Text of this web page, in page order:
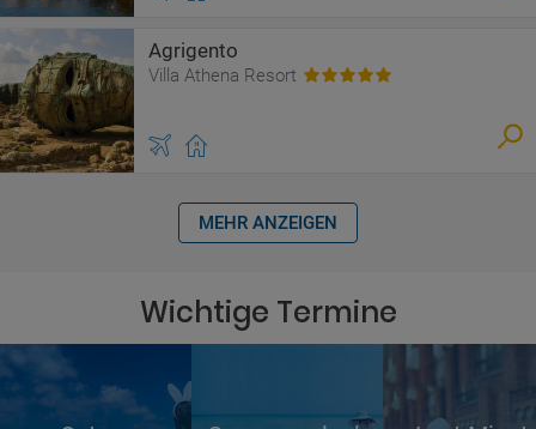
Agrigento
Villa Athena Resort
MEHR ANZEIGEN
Wichtige Termine